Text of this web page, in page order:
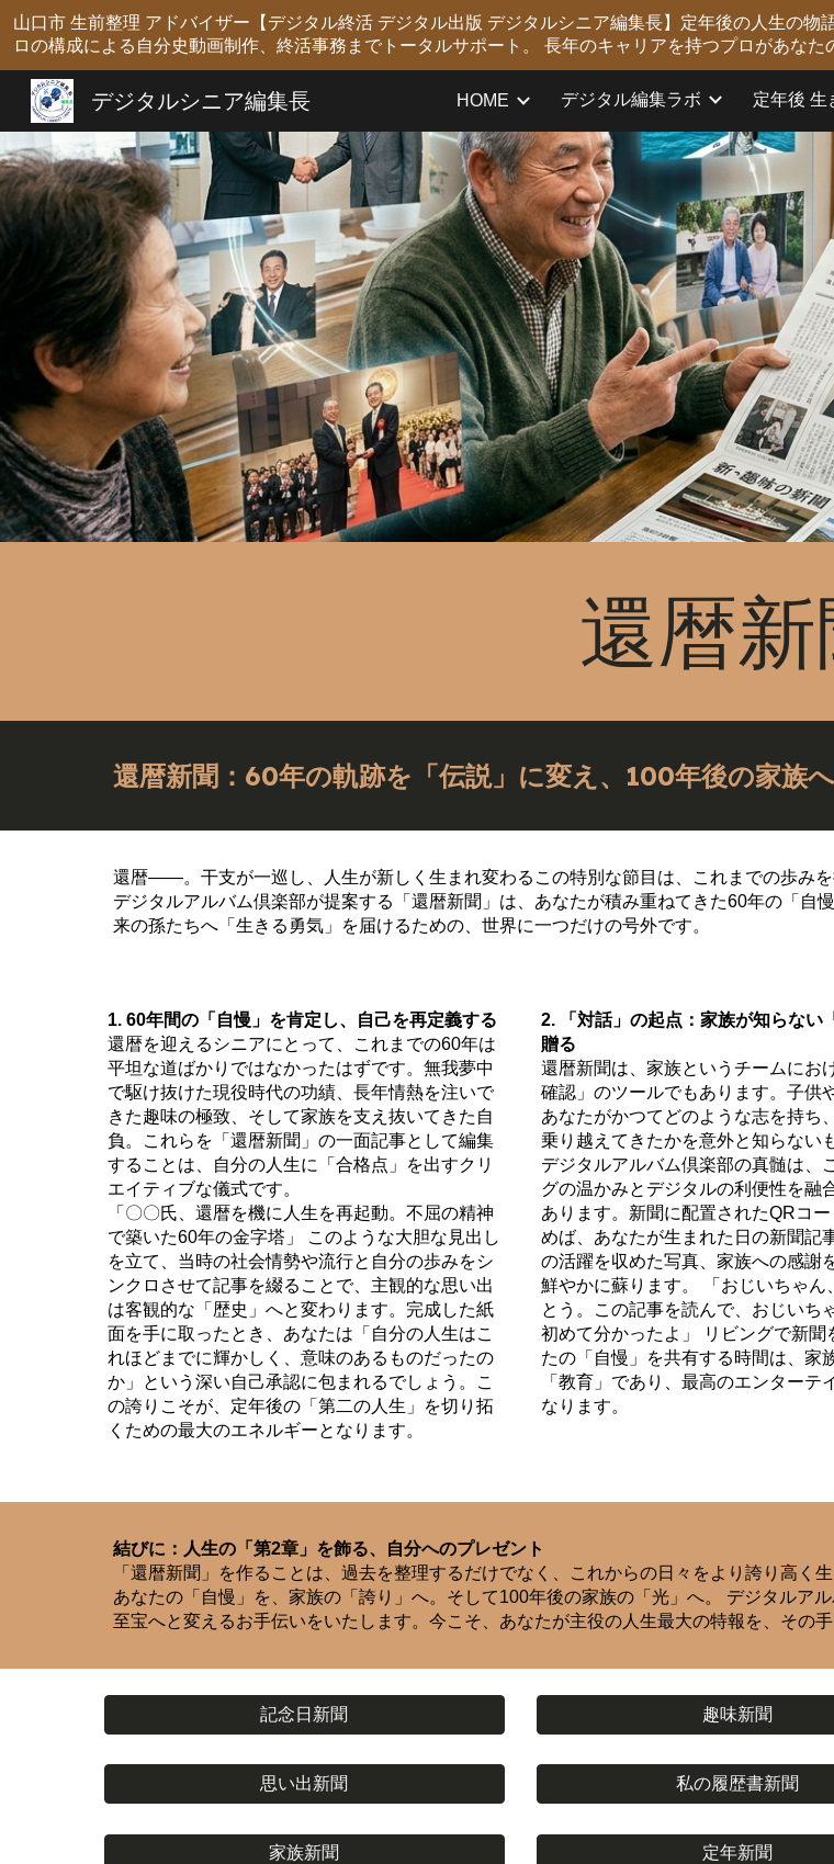
Skip to main content
山口市 生前整理 アドバイザー【デジタル終活 デジタル出版 デジタルシニア編集長】定年後の人生の
ロの構成による自分史動画制作、終活事務までトータルサポート。 長年のキャリアを持つプロがあなた
デジタルシニア編集長 HOME デジタル編集ラボ 定年後 生
還暦
還暦新聞：60年の軌跡を「伝説」に変え、100年後の家族
還暦——。干支が一巡し、人生が新しく生まれ変わるこの特別な節目は、これまでの歩み
デジタルアルバム倶楽部が提案する「還暦新聞」は、あなたが積み重ねてきた60年の「自
来の孫たちへ「生きる勇気」を届けるための、世界に一つだけの号外です。
1. 60年間の「自慢」を肯定し、自己を再定義する
還暦を迎えるシニアにとって、これまでの60年は
平坦な道ばかりではなかったはずです。無我夢中
で駆け抜けた現役時代の功績、長年情熱を注いで
きた趣味の極致、そして家族を支え抜いてきた自
負。これらを「還暦新聞」の一面記事として編集
することは、自分の人生に「合格点」を出すクリ
エイティブな儀式です。
「〇〇氏、還暦を機に人生を再起動。不屈の精神
で築いた60年の金字塔」 このような大胆な見出し
を立て、当時の社会情勢や流行と自分の歩みをシ
ンクロさせて記事を綴ることで、主観的な思い出
は客観的な「歴史」へと変わります。完成した紙
面を手に取ったとき、あなたは「自分の人生はこ
れほどまでに輝かしく、意味のあるものだったの
か」という深い自己承認に包まれるでしょう。こ
の誇りこそが、定年後の「第二の人生」を切り拓
くための最大のエネルギーとなります。
2. 「対話」の起点：家族が知らない
贈る
還暦新聞は、家族というチームにお
確認」のツールでもあります。子供
あなたがかつてどのような志を持ち
乗り越えてきたかを意外と知らない
デジタルアルバム倶楽部の真髄は、
グの温かみとデジタルの利便性を融
あります。新聞に配置されたQRコ
めば、あなたが生まれた日の新聞記
の活躍を収めた写真、家族への感謝
鮮やかに蘇ります。 「おじいちゃん
とう。この記事を読んで、おじいち
初めて分かったよ」 リビングで新聞
たの「自慢」を共有する時間は、家
「教育」であり、最高のエンターテ
なります。
結びに：人生の「第2章」を飾る、自分へのプレゼント
「還暦新聞」を作ることは、過去を整理するだけでなく、これからの日々をより誇り高く
あなたの「自慢」を、家族の「誇り」へ。そして100年後の家族の「光」へ。 デジタルア
至宝へと変えるお手伝いをいたします。今こそ、あなたが主役の人生最大の特報を、その手
記念日新聞
思い出新聞
家族新聞
趣味新聞
私の履歴書新聞
定年新聞